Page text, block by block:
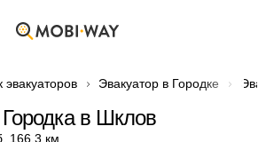
эвакуаторов Эвакуатор в Городке
в Шклов
166.3 км